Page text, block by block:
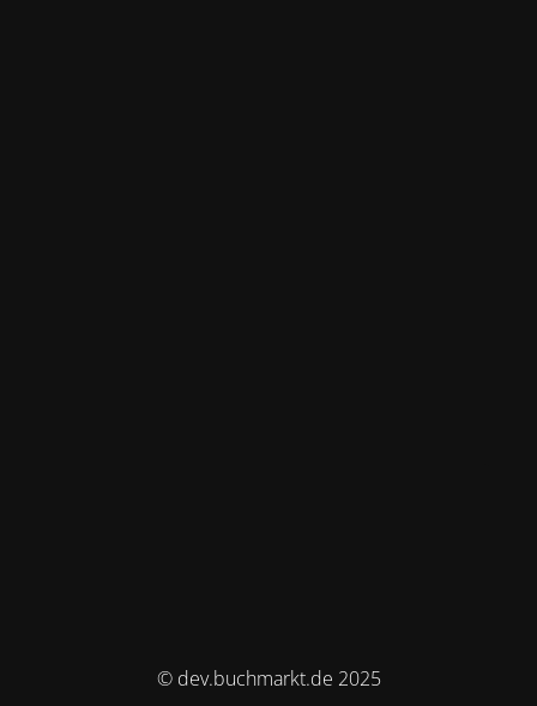
© dev.buchmarkt.de 2025